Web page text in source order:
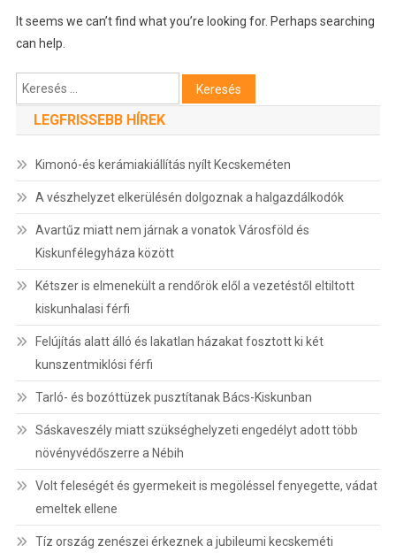
It seems we can’t find what you’re looking for. Perhaps searching
can help.
Keresés:
LEGFRISSEBB HÍREK
Kimonó-és kerámiakiállítás nyílt Kecskeméten
A vészhelyzet elkerülésén dolgoznak a halgazdálkodók
Avartűz miatt nem járnak a vonatok Városföld és
Kiskunfélegyháza között
Kétszer is elmenekült a rendőrök elől a vezetéstől eltiltott
kiskunhalasi férfi
Felújítás alatt álló és lakatlan házakat fosztott ki két
kunszentmiklósi férfi
Tarló- és bozóttüzek pusztítanak Bács-Kiskunban
Sáskaveszély miatt szükséghelyzeti engedélyt adott több
növényvédőszerre a Nébih
Volt feleségét és gyermekeit is megöléssel fenyegette, vádat
emeltek ellene
Tíz ország zenészei érkeznek a jubileumi kecskeméti